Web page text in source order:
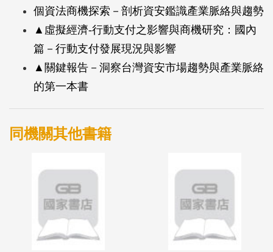
展現況與趨勢、觀察主要國家推動政策、歸納主要業
者之布局動向與國際新創業者之創新之處，並剖析台
灣業者之發展方向、機會與挑戰。
全球創新支付市場持續蓬勃發展，當中亞太地區預計
2016年將成為成長最快速的市場，國際主要業者為提
升用戶數、增加業務範圍、市占率與營收，致力從核
創新支付業者則從拓展新市場、提供新價值、發展新
模式等角度，以吸引用戶採用或提升市場地位。因此
在主要業者的布局與新創業者的投入，消費者能用創
新支付的項目與機會愈加廣泛，全球用戶對使用創新
支付付款的仰賴程度也日益提升。
個資法商機探索－剖析資安鑑識產業脈絡與趨勢
▲虛擬經濟-行動支付之影響與商機研究：國內
篇－行動支付發展現況與影響
▲關鍵報告－洞察台灣資安市場趨勢與產業脈絡
的第一本書
同機關其他書籍